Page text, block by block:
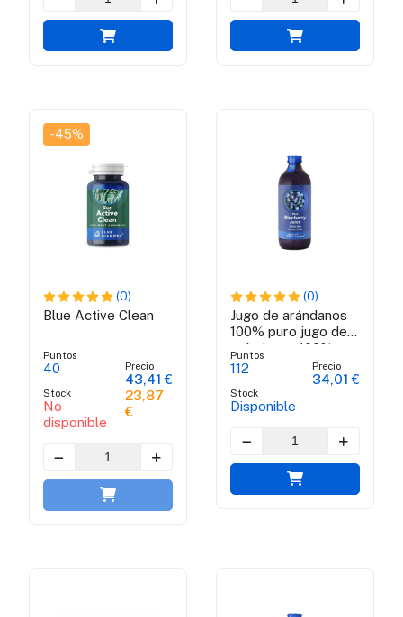
-45%
(0)
Blue Active Clean
Puntos
40
Stock
No
disponible
Precio
43,41 €
23,87
€
(0)
Jugo de arándanos
100% puro jugo de
arándanos 100%
puro orgánico
Certificado Bio
Puntos
112
Stock
Disponible
Precio
34,01 €